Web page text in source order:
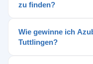
zu finden?
Wie gewinne ich
Tuttlingen?